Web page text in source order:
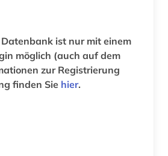
ist nur mit einem
möglich (auch auf dem
finden Sie hier.